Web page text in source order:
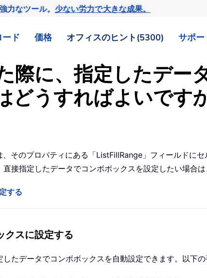
力なツール。 少ない労力で大きな成果。
ド 価格 オフィスのヒント(5300) サポー
際に、指定したデー
どうすればよいです
そのプロパティにある「ListFillRange」フィールドに
接指定したデータでコンボボックスを設定したい場合
する
クスに設定する
たデータでコンボボックスを自動設定できます。以下の